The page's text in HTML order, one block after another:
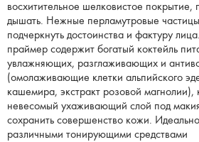
восхитительное шелковистое покрытие,
дышать. Нежные перламутровые
подчеркнуть достоинства и фактуру
праймер содержит богатый коктейль
увлажняющих, разглаживающих и
(омолаживающие клетки альпийского
кашемира, экстракт розовой магнолии),
невесомый ухаживающий слой под
сохранить совершенство кожи.
различными тонирующими средствами